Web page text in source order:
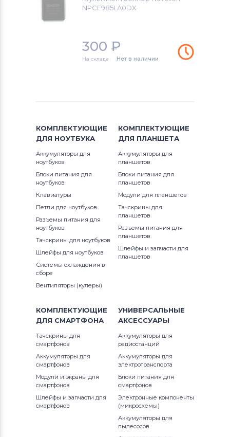
NPCE985LA0DX
300 ₽
На складе Нет в наличии
КОМПЛЕКТУЮЩИЕ
ДЛЯ НОУТБУКА
Аккумуляторы для
ноутбуков
Блоки питания для
ноутбуков
Клавиатуры
Петли для ноутбуков
Разъемы питания для
ноутбуков
Тачскрины для ноутбуков
Шлейфы для ноутбуков
Системы охлаждения в
сборе
Вентиляторы (кулеры)
КОМПЛЕКТУЮЩИЕ
ДЛЯ ПЛАНШЕТА
Аккумуляторы для
планшетов
Блоки питания для
планшетов
Модули для планшетов
Тачскрины для
планшетов
Разъемы питания для
планшетов
Шлейфы и запчасти для
планшетов
КОМПЛЕКТУЮЩИЕ
ДЛЯ СМАРТФОНА
Тачскрины для
смартфонов
Аккумуляторы для
смартфонов
Модули и экраны для
смартфонов
Шлейфы и запчасти для
смартфонов
УНИВЕРСАЛЬНЫЕ
АКСЕССУАРЫ
Аккумуляторы для
радиостанций
Аккумуляторы для
электротранспорта
Блоки питания для
смартфонов
Электронные компоненты
(микросхемы)
Аккумуляторы для
пылесосов